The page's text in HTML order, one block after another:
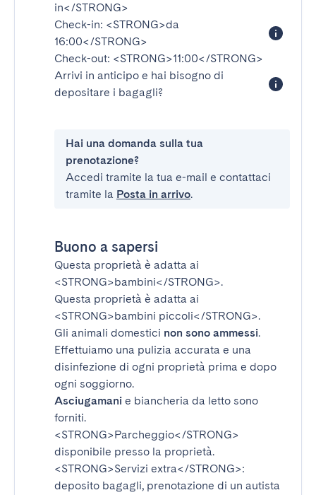
in</STRONG>
Check-in: <STRONG>da
16:00</STRONG>
Check-out: <STRONG>11:00</STRONG>
Arrivi in anticipo e hai bisogno di
depositare i bagagli?
Hai una domanda sulla tua
prenotazione?
Accedi tramite la tua e-mail e contattaci
tramite la Posta in arrivo.
Buono a sapersi
Questa proprietà è adatta ai
<STRONG>bambini</STRONG>.
Questa proprietà è adatta ai
<STRONG>bambini piccoli</STRONG>.
Gli animali domestici non sono ammessi.
Effettuiamo una pulizia accurata e una
disinfezione di ogni proprietà prima e dopo
ogni soggiorno.
Asciugamani e biancheria da letto sono
forniti.
<STRONG>Parcheggio</STRONG>
disponibile presso la proprietà.
<STRONG>Servizi extra</STRONG>:
deposito bagagli, prenotazione di un autista